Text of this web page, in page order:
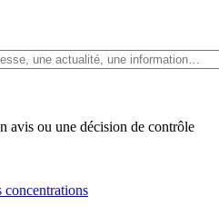
avis ou une décision de contrôle
concentrations